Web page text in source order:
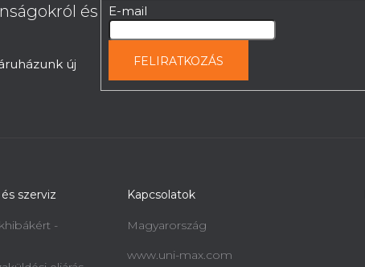
és
új
E-mail
FELIRATKOZÁS
szerviz
-
Kapcsolatok
Magyarország
www.uni-max.com